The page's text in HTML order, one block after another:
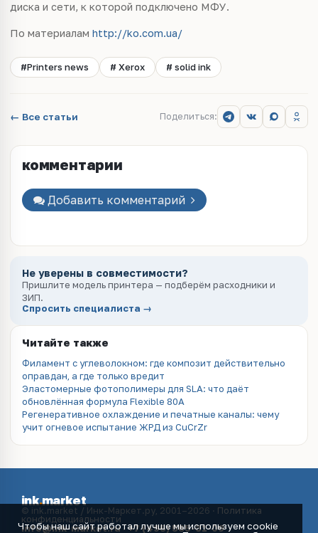
диска и сети, к которой подключено МФУ.
По материалам http://ko.com.ua/
#Printers news # Xerox # solid ink
← Все статьи Поделиться:
комментарии
Добавить комментарий
Не уверены в совместимости?
Пришлите модель принтера — подберём расходники и
ЗИП.
Спросить специалиста →
Читайте также
Филамент с углеволокном: где композит действительно
оправдан, а где только вредит
Эластомерные фотополимеры для SLA: что даёт
обновлённая формула Flexible 80A
Регенеративное охлаждение и печатные каналы: чему
учит огневое испытание ЖРД из CuCrZr
ink.market
© ink.market / Инк-Маркет.ру, 2001–2026 · Политика
конфиденциальности
info@ink-market.ru·+7 (495) 565-31-09
Чтобы наш сайт работал лучше мы используем cookie